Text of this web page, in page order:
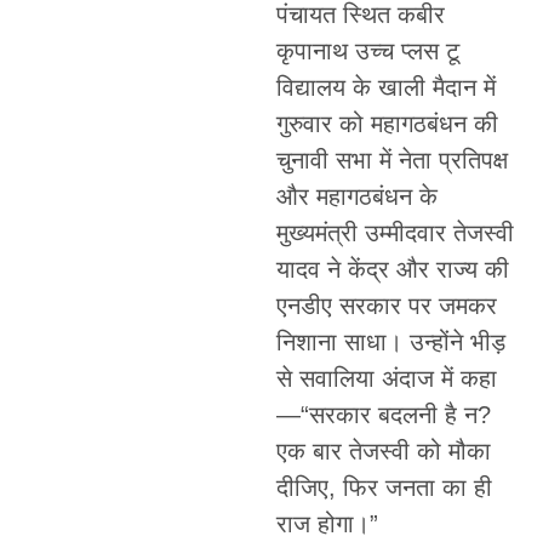
पंचायत स्थित कबीर
कृपानाथ उच्च प्लस टू
विद्यालय के खाली मैदान में
गुरुवार को महागठबंधन की
चुनावी सभा में नेता प्रतिपक्ष
और महागठबंधन के
मुख्यमंत्री उम्मीदवार तेजस्वी
यादव ने केंद्र और राज्य की
एनडीए सरकार पर जमकर
निशाना साधा। उन्होंने भीड़
से सवालिया अंदाज में कहा
—“सरकार बदलनी है न?
एक बार तेजस्वी को मौका
दीजिए, फिर जनता का ही
राज होगा।”